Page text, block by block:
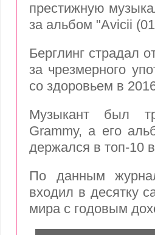
престижную
за альбом "Avicii
Берглинг страдал
за чрезмерного
со здоровьем в
Музыкант был
Grammy, а его
держался в топ-10
По данным
входил в десятку
мира с годовым